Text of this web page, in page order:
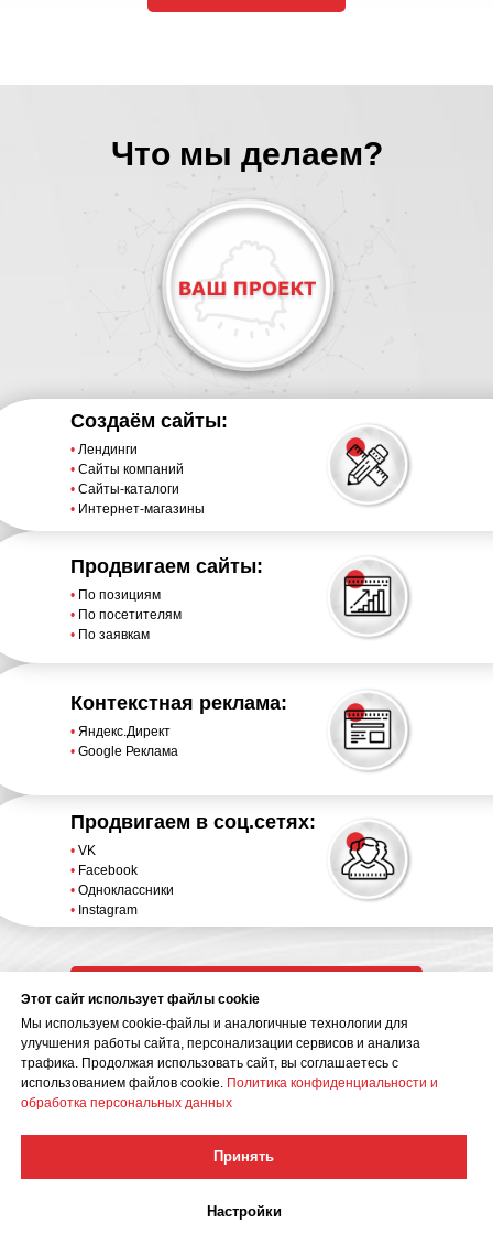
Создаём сайты:
• Лендинги
• Сайты компаний
• Сайты-каталоги
• Интернет-магазины
Продвигаем сайты:
• По позициям
• По посетителям
• По заявкам
• VK
• Facebook
• Одноклассники
• Instagram
Продвигаем в соц.сетях:
Контекстная реклама:
• Яндекс.Директ
• Google Реклама
Что мы делаем?
Что именно стоит выбрать
для решенияваших задач?
Получить коммерческое предложение
Этот сайт использует файлы cookie
Мы используем cookie-файлы и аналогичные технологии для
улучшения работы сайта, персонализации сервисов и анализа
трафика. Продолжая использовать сайт, вы соглашаетесь с
использованием файлов cookie. Политика конфиденциальности и
обработка персональных данных
Принять
Настройки